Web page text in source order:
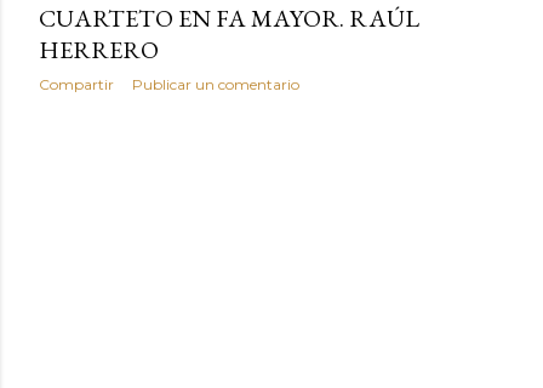
CUARTETO EN FA MAYOR. RAÚL
HERRERO
Compartir Publicar un comentario